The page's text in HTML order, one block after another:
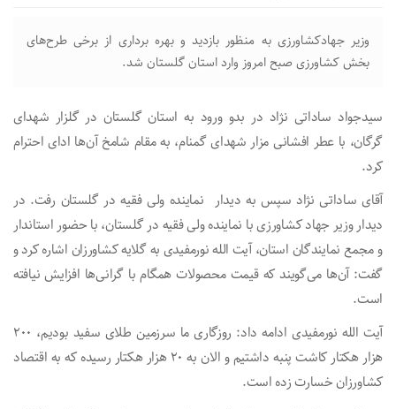
وزیر جهادکشاورزی به منظور بازدید و بهره برداری از برخی طرح‌های
بخش کشاورزی صبح امروز وارد استان گلستان شد.
سیدجواد ساداتی نژاد در بدو ورود به استان گلستان در گلزار شهدای
گرگان، با عطر افشانی مزار شهدای گمنام، به مقام شامخ آن‌ها ادای احترام
کرد.
آقای ساداتی نژاد سپس به دیدار نماینده ولی فقیه در گلستان رفت. در
دیدار وزیر جهاد کشاورزی با نماینده ولی فقیه در گلستان، با حضور استاندار
و مجمع نمایندگان استان، آیت الله نورمفیدی به گلایه کشاورزان اشاره کرد و
گفت: آن‌ها می‌گویند که قیمت محصولات همگام با گرانی‌ها افزایش نیافته
است.
آیت الله نورمفیدی ادامه داد: روزگاری ما سرزمین طلای سفید بودیم، ۲۰۰
هزار هکتار کاشت پنبه داشتیم و الان به ۲۰ هزار هکتار رسیده که به اقتصاد
کشاورزان خسارت زده است.